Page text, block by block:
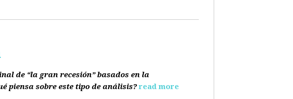
de “la gran recesión” basados en la
piensa sobre este tipo de análisis? read more